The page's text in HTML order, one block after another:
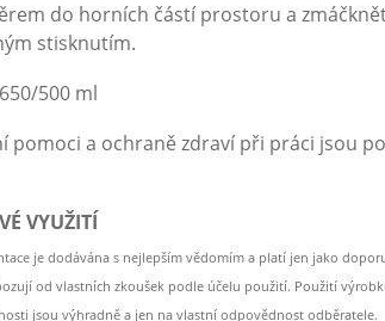
do horních částí prostoru a
stisknutím.
500 ml
pomoci a ochraně zdraví při práci jsou
VYUŽITÍ
je dodávána s nejlepším vědomím a platí jen jako
od vlastních zkoušek podle účelu použití. Použití
jsou výhradně a jen na vlastní odpovědnost odběratele.